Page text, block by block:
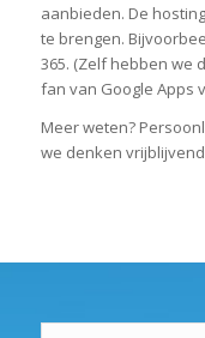
aanbieden. De
te brengen.
365. (Zelf hebben we
fan van Google Apps
Meer weten?
we denken